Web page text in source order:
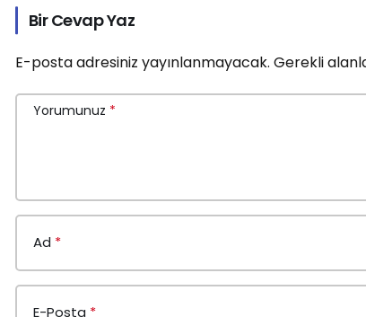
Bir Cevap Yaz
E-posta adresiniz yayınlanmayacak. Gerekli
Yorumunuz *
Ad *
E-Posta *